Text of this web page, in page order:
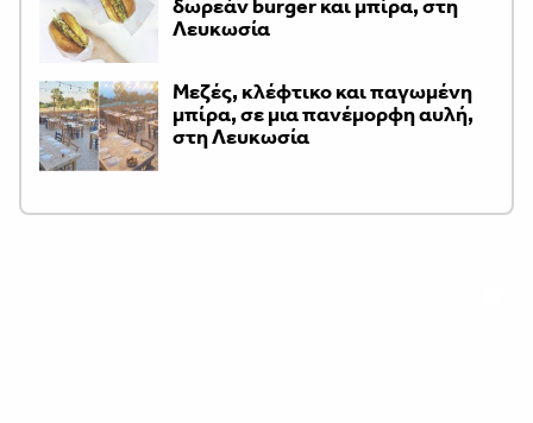
δωρεάν burger και μπίρα, στη
Λευκωσία
Μεζές, κλέφτικο και παγωμένη
μπίρα, σε μια πανέμορφη αυλή,
στη Λευκωσία